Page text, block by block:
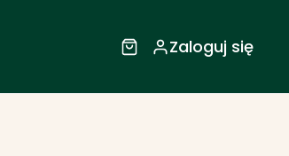
Zaloguj się